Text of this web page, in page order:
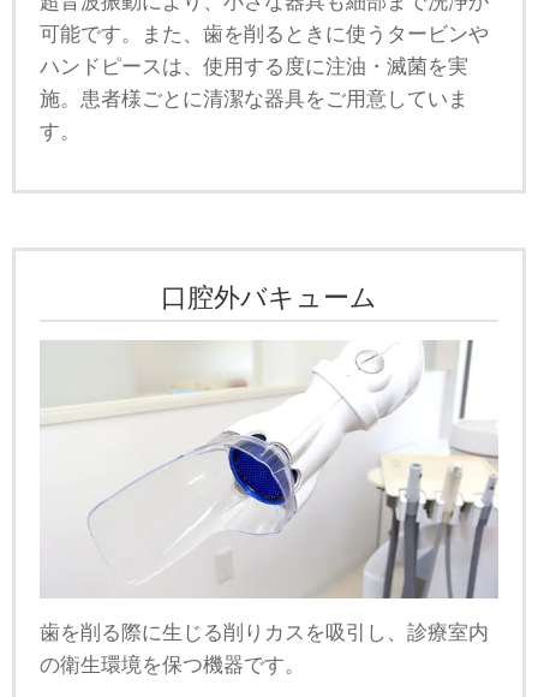
可能です。また、歯を削るときに使うタービンや
ハンドピースは、使用する度に注油・滅菌を実
施。患者様ごとに清潔な器具をご用意していま
す。
口腔外バキューム
歯を削る際に生じる削りカスを吸引し、診療室内
の衛生環境を保つ機器です。